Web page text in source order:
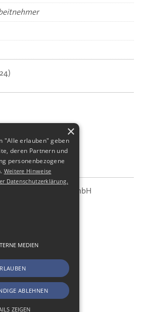
Trenner & Kollegen GmbH
351 - 87 32 699
×
"Alle erlauben" geben
deren Partnern und
personenbezogene
Weitere Hinweise
Datenschutzerklärung.
MEDIEN
ABLEHNEN
ZEIGEN